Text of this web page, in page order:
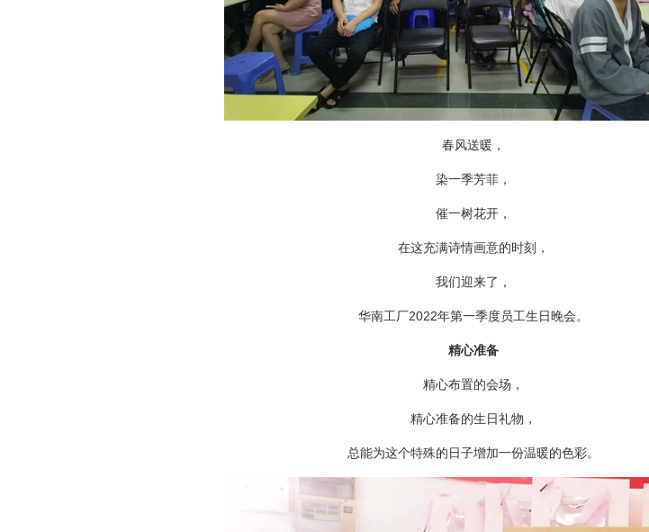
春风送暖，
染一季芳菲，
催一树花开，
在这充满诗情画意的时刻，
我们迎来了，
华南工厂2022年第一季度员工生日晚会。
精心准备
精心布置的会场，
精心准备的生日礼物，
总能为这个特殊的日子增加一份温暖的色彩。